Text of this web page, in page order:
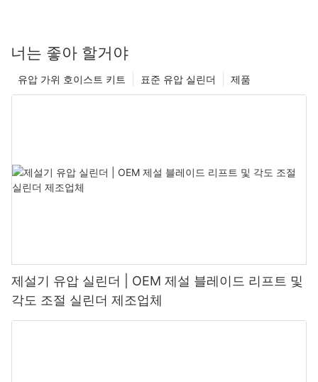
너는 좋아 할거야
제품
표준 유압 실린더
유압 가위 호이스트 키트
제설기 유압 실린더 | OEM 제설 블레이드 리프트 및
각도 조절 실린더 제조업체